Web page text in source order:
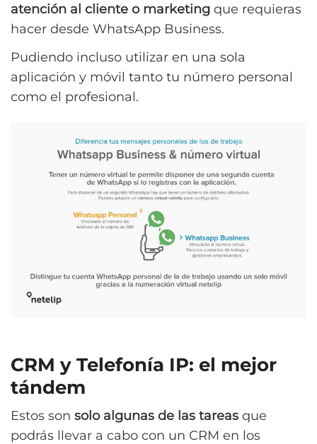
atención al cliente o marketing que requieras
hacer desde WhatsApp Business.
Pudiendo incluso utilizar en una sola
aplicación y móvil tanto tu número personal
como el profesional.
CRM y Telefonía IP: el mejor
tándem
Estos son solo algunas de las tareas que
podrás llevar a cabo con un CRM en los